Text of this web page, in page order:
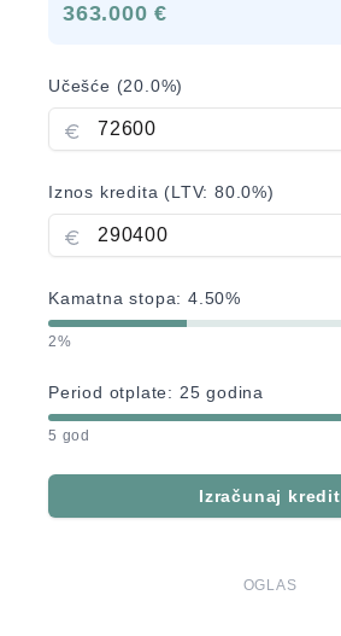
363.000 €
Učešće (20.0%)
Iznos kredita (LTV:80.0%)
Kamatna stopa:4.50%
2%
Period otplate: 25 godina
5 god
Izračunaj kredit
OGLAS